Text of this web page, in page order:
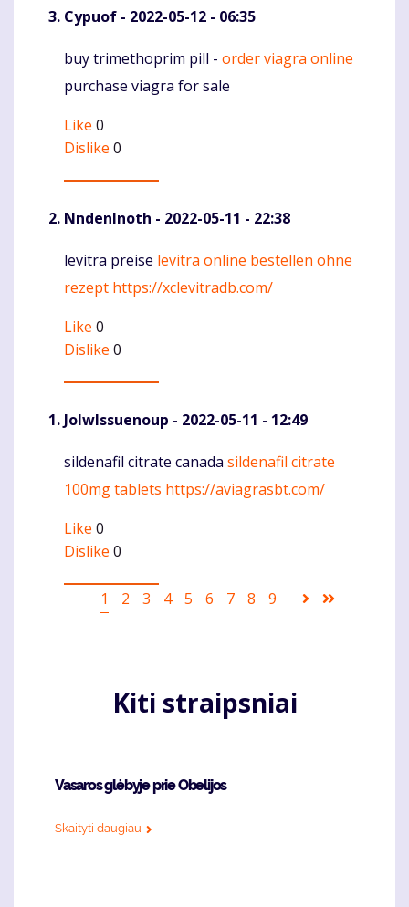
Cypuof - 2022-05-12 - 06:35
Komentaras
buy trimethoprim pill - order viagra online
purchase viagra for sale
Like 0
Dislike 0
NndenInoth - 2022-05-11 - 22:38
Komentaras
levitra preise levitra online bestellen ohne
rezept https://xclevitradb.com/
Like 0
Dislike 0
JolwIssuenoup - 2022-05-11 - 12:49
Komentaras
sildenafil citrate canada sildenafil citrate
100mg tablets https://aviagrasbt.com/
Like 0
Dislike 0
Pagination
Current
1 Puslapis
2 Puslapis
3 Puslapis
4 Puslapis
5 Puslapis
6 Puslapis
7 Puslapis
8 Puslapis
9
Sekantis
Kiti straipsniai
Vasaros glėbyje prie Obelijos
Skaityti daugiau